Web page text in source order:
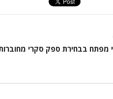
מפתח בבחירת ספק סקרי